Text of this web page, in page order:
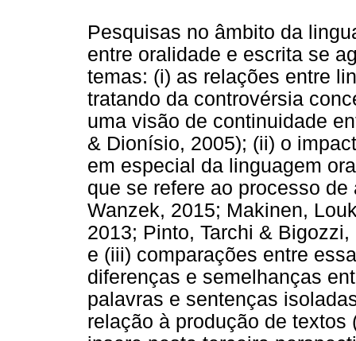
Pesquisas no âmbito da
entre oralidade e escrita se
temas: (i) as relações entre
tratando da controvérsia
uma visão de continuidade
& Dionísio, 2005); (ii) o
em especial da linguagem
que se refere ao processo
Wanzek, 2015; Makinen,
2013; Pinto, Tarchi &
e (iii) comparações entre
diferenças e semelhanças
palavras e sentenças
relação à produção de textos